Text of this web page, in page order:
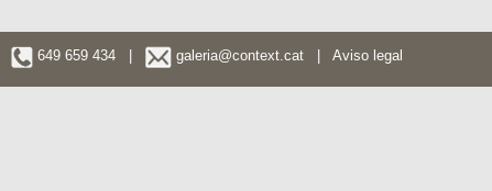
649 659 434 | galeria@context.cat Aviso legal